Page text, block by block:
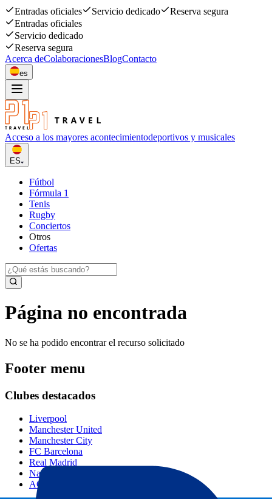
Entradas oficiales Servicio dedicado
Reserva segura
Entradas oficiales
Servicio dedicado
Reserva segura
Acerca deColaboracionesBlogContacto
es
Acceso a los mayores acontecimientodeportivos y musicales
ES
Fútbol
Fórmula 1
Tenis
Rugby
Conciertos
Otros
Ofertas
Página no encontrada
No se ha podido encontrar el recurso solicitado
Footer menu
Clubes destacados
Liverpool
Manchester United
Manchester City
FC Barcelona
Real Madrid
Napoli
AC Milan